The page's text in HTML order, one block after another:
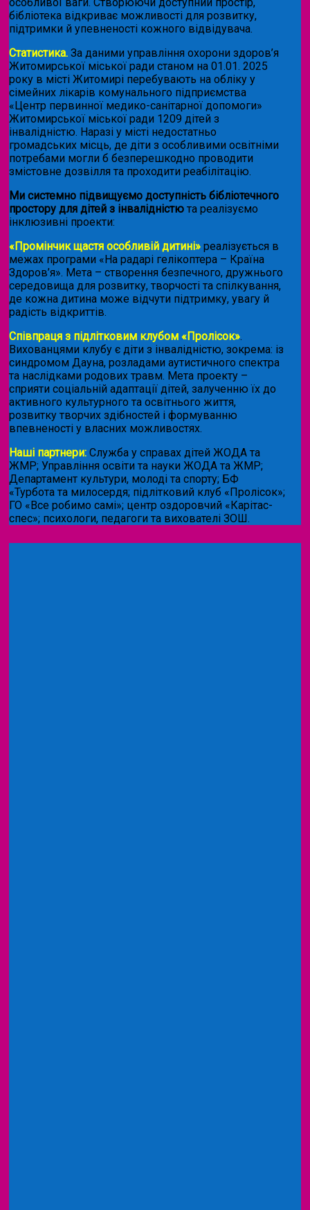
бібліотека відкриває можливості для розвитку,
підтримки й упевненості кожного відвідувача.
Статистика. За даними управління охорони здоров’я
Житомирської міської ради станом на 01.01. 2025
року в місті Житомирі перебувають на обліку у
сімейних лікарів комунального підприємства
«Центр первинної медико-санітарної допомоги»
Житомирської міської ради 1209 дітей з
інвалідністю. Наразі у місті недостатньо
громадських місць, де діти з особливими освітніми
потребами могли б безперешкодно проводити
змістовне дозвілля та проходити реабілітацію.
Ми системно підвищуємо доступність бібліотечного
простору для дітей з інвалідністю та реалізуємо
інклюзивні проекти:
«Промінчик щастя особливій дитині» реалізується в
межах програми «На радарі гелікоптера – Країна
Здоров’я». Мета – створення безпечного, дружнього
середовища для розвитку, творчості та спілкування,
де кожна дитина може відчути підтримку, увагу й
радість відкриттів.
Співпраця з підлітковим клубом «Пролісок».
Вихованцями клубу є діти з інвалідністю, зокрема: із
синдромом Дауна, розладами аутистичного спектра
та наслідками родових травм. Мета проекту –
сприяти соціальній адаптації дітей, залученню їх до
активного культурного та освітнього життя,
розвитку творчих здібностей і формуванню
впевненості у власних можливостях.
Наші партнери: Служба у справах дітей ЖОДА та
ЖМР; Управління освіти та науки ЖОДА та ЖМР;
Департамент культури, молоді та спорту; БФ
«Турбота та милосердя; підлітковий клуб «Пролісок»;
ГО «Все робимо самі»; центр оздоровчий «Карітас-
спес»; психологи, педагоги та вихователі ЗОШ.